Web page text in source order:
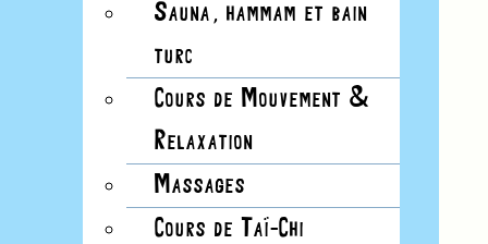
Visiter l’expositionSauna, hammam et bain
turc
Cours de Mouvement &
Relaxation
Massages
Cours de Taï-Chi